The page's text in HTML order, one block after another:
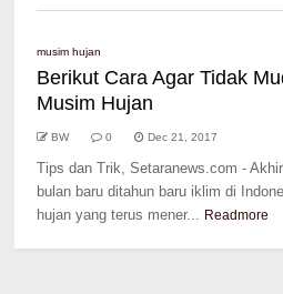
musim hujan
Berikut Cara Agar Tidak
Musim Hujan
BW 0 Dec 21, 2017
Tips dan Trik, Setaranews.com -
bulan baru ditahun baru iklim di
hujan yang terus mener... Readmore